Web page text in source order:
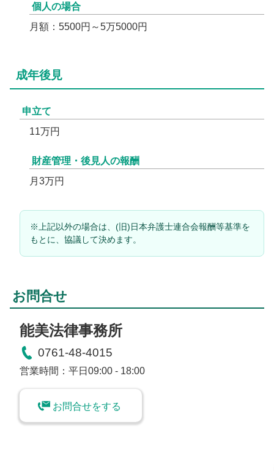
個人の場合
月額：5500円～5万5000円
成年後見
申立て
11万円
財産管理・後見人の報酬
月3万円
※上記以外の場合は、(旧)日本弁護士連合会報酬等基準を
もとに、協議して決めます。
お問合せ
能美法律事務所
0761-48-4015
営業時間：平日09:00 - 18:00
お問合せをする